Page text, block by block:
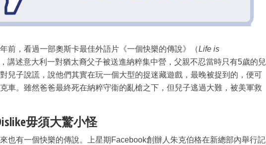
前，看過一部奧斯卡最佳外語片《一個快樂的傳說》（Life is
講述意大利一對猶太裔父子被送進納粹集中營，父親不忍當時只有5歲的兒
兒子說謊，說他們其實在玩一個大型的捉迷藏遊戲，最晚被捉到的，便可
車。雖然爸爸最終死在納粹守衞的亂槍之下，但兒子逃過大難，被美軍救
毋須大驚小怪
也有一個快樂的傳說。上星期Facebook創辦人朱克伯格在新總部內舉行記